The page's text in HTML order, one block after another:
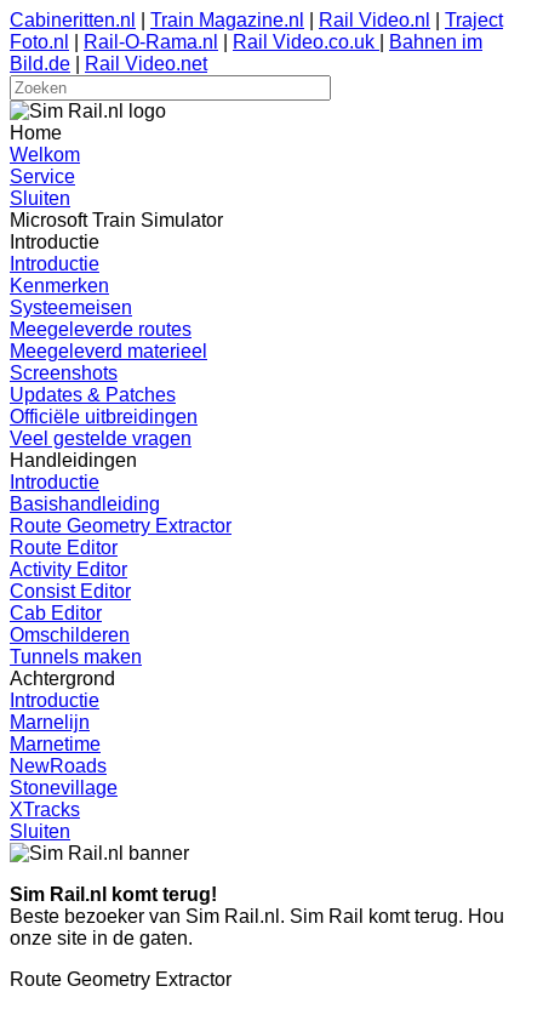
Cabineritten.nl Train Magazine.nl Rail Video.nl
Traject
Foto.nl
Rail-O-Rama.nl Rail Video.co.uk
Bahnen im
Bild.de
Rail Video.net
Home
Welkom
Service
Sluiten
Microsoft Train Simulator
Introductie
Introductie
Kenmerken
Systeemeisen
Meegeleverde routes
Meegeleverd materieel
Screenshots
Updates & Patches
Officiële uitbreidingen
Veel gestelde vragen
Handleidingen
Introductie
Basishandleiding
Route Geometry Extractor
Route Editor
Activity Editor
Consist Editor
Cab Editor
Omschilderen
Tunnels maken
Achtergrond
Introductie
Marnelijn
Marnetime
NewRoads
Stonevillage
XTracks
Sluiten
Sim Rail.nl komt terug!
Beste bezoeker van Sim Rail.nl. Sim Rail komt terug. Hou
onze site in de gaten.
Route Geometry Extractor